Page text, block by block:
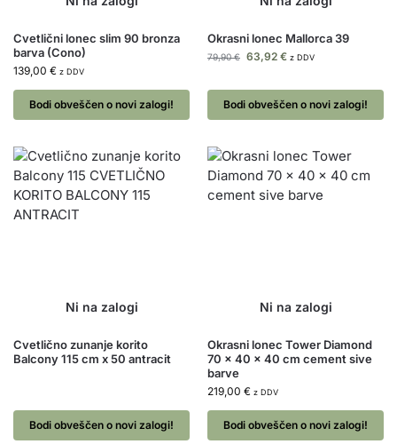
Cvetlični lonec slim 90 bronza
barva (Cono)
139,00 € z DDV
Bodi obveščen o novi zalogi!
Okrasni lonec Mallorca 39
79,90€ 63,92 € z DDV
Bodi obveščen o novi zalogi!
Cvetlično zunanje korito
Balcony 115 cm x 50 antracit
Bodi obveščen o novi zalogi!
Okrasni lonec Tower Diamond
70 x 40 x 40 cm cement sive
barve
219,00 € z DDV
Bodi obveščen o novi zalogi!